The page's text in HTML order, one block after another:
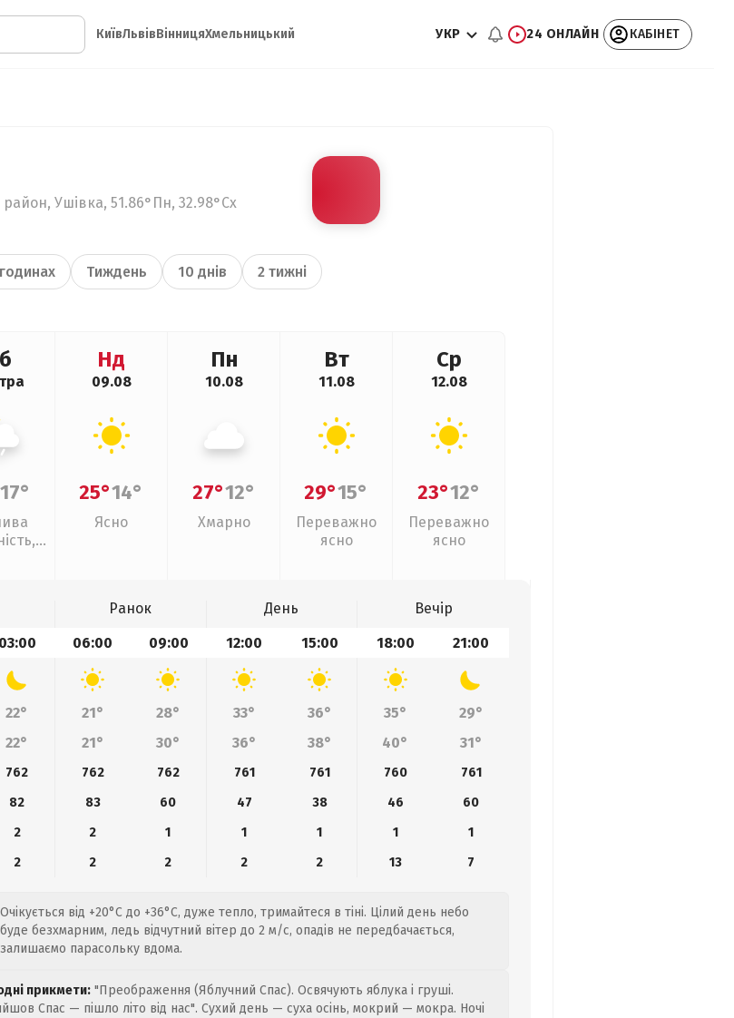
КиївЛьвівВінницяХмельницький УКР 24 ОНЛАЙН КАБІНЕТ
Ушівка, 51.86°Пн, 32.98°Сх
Тиждень 10 днів 2 тижні
17°
Нд
09.08
25°14°
Ясно
Пн
10.08
27°12°
Хмарно
Вт
11.08
29°15°
Переважно
ясно
Ср
12.08
23°12°
Переважно
ясно
Ранок День
Вечір
03:00 06:00 09:00 12:00 15:00 18:00 21:00
22° 21° 28° 33° 36° 35°
29°
22° 21° 30° 36° 38° 40° 31°
762 762 762 761 761 760
761
82 83 60 47 38 46
60
2 2 1 1 1 1
1
2 2 2 2 2 13 7
Очікується від +20°C до +36°C, дуже тепло, тримайтеся в тіні. Цілий день небо
буде безхмарним, ледь відчутний вітер до 2 м/с, опадів не передбачається,
залишаємо парасольку вдома.
прикмети: "Преображення (Яблучний Спас). Освячують яблука і груші.
Спас — пішло літо від нас". Сухий день — суха осінь, мокрий — мокра. Ночі